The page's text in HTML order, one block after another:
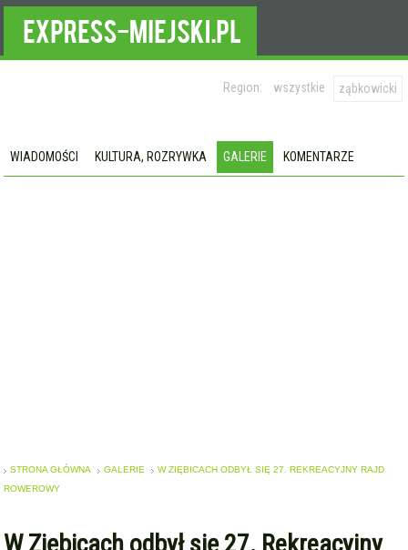
Region: wszystkie ząbkowicki
WIADOMOŚCI KULTURA, ROZRYWKA GALERIE KOMENTARZE
STRONA GŁÓWNA GALERIE
W ZIĘBICACH ODBYŁ SIĘ 27. REKREACYJNY RAJD
ROWEROWY